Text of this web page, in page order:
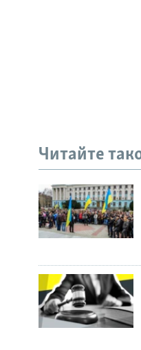
Читайте